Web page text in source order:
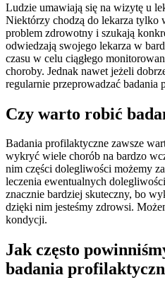
Ludzie umawiają się na wizytę u
Niektórzy chodzą do lekarza tylko
problem zdrowotny i szukają
odwiedzają swojego lekarza w
czasu w celu ciągłego
choroby. Jednak nawet jeżeli
regularnie przeprowadzać badania
Czy warto robić
Badania profilaktyczne zawsze
wykryć wiele chorób na bardzo
nim części dolegliwości możemy
leczenia ewentualnych
znacznie bardziej skuteczny, bo
dzięki nim jesteśmy zdrowsi.
kondycji.
Jak często
badania